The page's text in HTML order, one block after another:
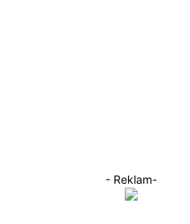
- Reklam-